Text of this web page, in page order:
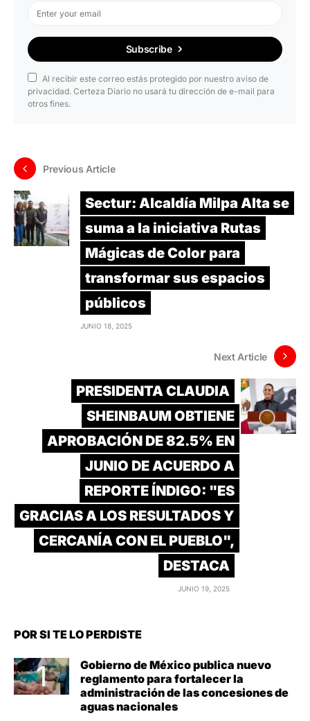
Subscribe
Al recibir este correo estás protegido por nuestro aviso de
privacidad. Certeza Diario no usará tu dirección de e-mail para
otros fines.
Previous Article
Sectur: Alcaldía Milpa Alta se
suma a la iniciativa Rutas
Mágicas de Color para
transformar sus espacios
públicos
JUNIO 18, 2025
Next Article
PRESIDENTA CLAUDIA
SHEINBAUM OBTIENE
APROBACIÓN DE 82.5% EN
JUNIO DE ACUERDO A
REPORTE ÍNDIGO: "ES
GRACIAS A LOS RESULTADOS Y
CERCANÍA CON EL PUEBLO",
DESTACA
JUNIO 19, 2025
POR SI TE LO PERDISTE
Gobierno de México publica nuevo
reglamento para fortalecer la
administración de las concesiones de
aguas nacionales